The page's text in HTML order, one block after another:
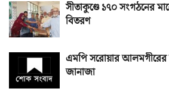
সীতাকুণ্ডে ১৭০ সংগঠনের
বিতরণ
এমপি সরোয়ার আলমগীরের
জানাজা